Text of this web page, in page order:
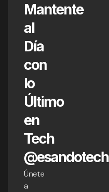
Mantente
al
Día
con
lo
Último
en
Tech
@esandotech
Únete
a